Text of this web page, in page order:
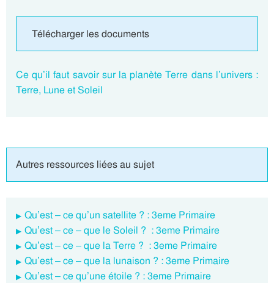
Télécharger les documents
Ce qu’il faut savoir sur la planète Terre dans l’univers :
Terre, Lune et Soleil
Autres ressources liées au sujet
Qu’est – ce qu’un satellite ? : 3eme Primaire
Qu’est – ce – que le Soleil ? : 3eme Primaire
Qu’est – ce – que la Terre ? : 3eme Primaire
Qu’est – ce – que la lunaison ? : 3eme Primaire
Qu’est – ce qu’une étoile ? : 3eme Primaire